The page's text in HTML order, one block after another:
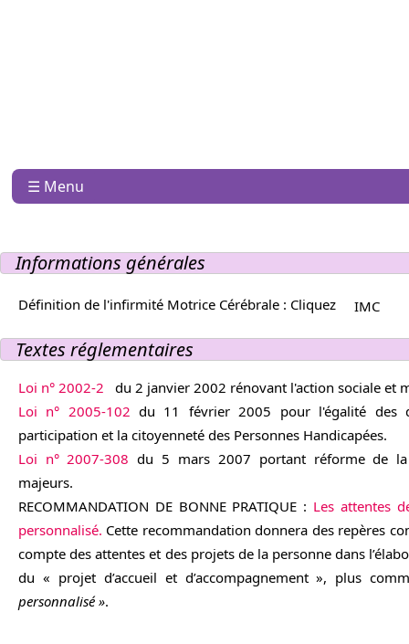
☰ Menu
Informations générales
Définition de l'infirmité Motrice Cérébrale : Cliquez IMC
Textes réglementaires
Loi n° 2002-2
du 2 janvier 2002 rénovant l'action sociale et
Loi n° 2005-102 du 11 février 2005 pour l'égalité des
participation et la citoyenneté des Personnes Handicapées.
Loi n° 2007-308 du 5 mars 2007 portant réforme de
majeurs.
RECOMMANDATION DE BONNE PRATIQUE : Les attentes
personnalisé. Cette recommandation donnera des repères
compte des attentes et des projets de la personne dans
du « projet d’accueil et d’accompagnement », plus
personnalisé ».